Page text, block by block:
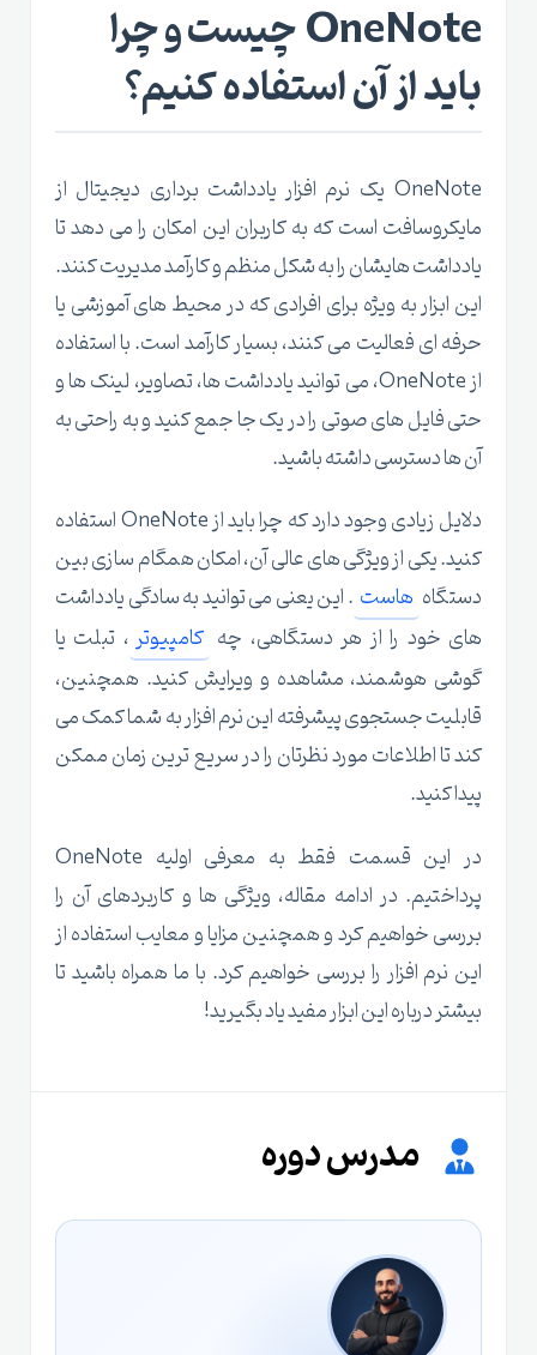
OneNote چیست و چرا
باید از آن استفاده کنیم؟
OneNote یک نرم افزار یادداشت برداری دیجیتال از
مایکروسافت است که به کاربران این امکان را می دهد تا
یادداشت هایشان را به شکل منظم و کارآمد مدیریت کنند.
این ابزار به ویژه برای افرادی که در محیط های آموزشی یا
حرفه ای فعالیت می کنند، بسیار کارآمد است. با استفاده
از OneNote، می توانید یادداشت ها، تصاویر، لینک ها و
حتی فایل های صوتی را در یک جا جمع کنید و به راحتی به
آن ها دسترسی داشته باشید.
دلایل زیادی وجود دارد که چرا باید از OneNote استفاده
کنید. یکی از ویژگی های عالی آن، امکان همگام سازی بین
دستگاه هاست . این یعنی می توانید به سادگی یادداشت
های خود را از هر دستگاهی، چه کامپیوتر ، تبلت یا
گوشی هوشمند، مشاهده و ویرایش کنید. همچنین،
قابلیت جستجوی پیشرفته این نرم افزار به شما کمک می
کند تا اطلاعات مورد نظرتان را در سریع ترین زمان ممکن
پیدا کنید.
در این قسمت فقط به معرفی اولیه OneNote
پرداختیم. در ادامه مقاله، ویژگی ها و کاربردهای آن را
بررسی خواهیم کرد و همچنین مزایا و معایب استفاده از
این نرم افزار را بررسی خواهیم کرد. با ما همراه باشید تا
بیشتر درباره این ابزار مفید یاد بگیرید!
مدرس دوره